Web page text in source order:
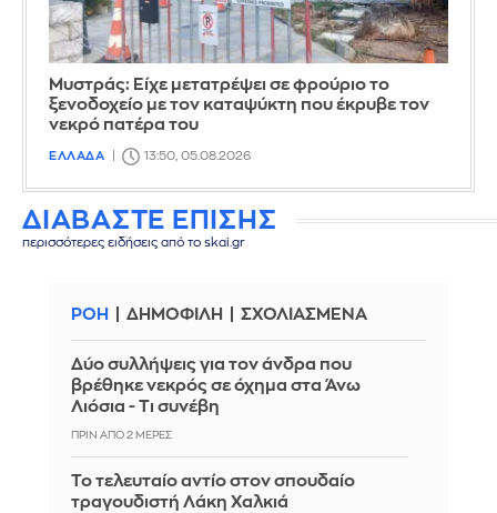
Mυστράς: Είχε μετατρέψει σε φρούριο το
ξενοδοχείο με τον καταψύκτη που έκρυβε τον
νεκρό πατέρα του
ΕΛΛΑΔΑ 13:50, 05.08.2026
ΔΙΑΒΑΣΤΕ ΕΠΙΣΗΣ
περισσότερες ειδήσεις από το skai.gr
ΡΟΗ ΔΗΜΟΦΙΛΗ ΣΧΟΛΙΑΣΜΕΝΑ
Δύο συλλήψεις για τον άνδρα που
βρέθηκε νεκρός σε όχημα στα Άνω
Λιόσια - Τι συνέβη
ΠΡΙΝ ΑΠΌ 2 ΜΈΡΕΣ
Το τελευταίο αντίο στον σπουδαίο
τραγουδιστή Λάκη Χαλκιά